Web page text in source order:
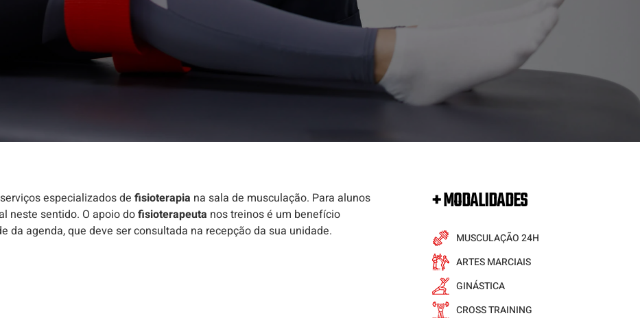
especializados de fisioterapia na sala de musculação. Para alunos
neste sentido. O apoio dofisioterapeuta nos treinos é um benefício
agenda, que deve ser consultada na recepção da sua unidade.
+ MODALIDADES
MUSCULAÇÃO 24H
ARTES MARCIAIS
GINÁSTICA
CROSS TRAINING